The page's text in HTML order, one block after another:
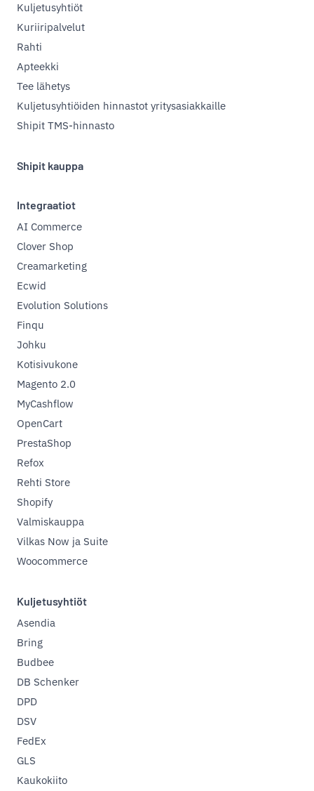
Kuljetusyhtiöt
Kuriiripalvelut
Rahti
Apteekki
Tee lähetys
Kuljetusyhtiöiden hinnastot yritysasiakkaille
Shipit TMS-hinnasto
Shipit kauppa
Integraatiot
AI Commerce
Clover Shop
Creamarketing
Ecwid
Evolution Solutions
Finqu
Johku
Kotisivukone
Magento 2.0
MyCashflow
OpenCart
PrestaShop
Refox
Rehti Store
Shopify
Valmiskauppa
Vilkas Now ja Suite
Woocommerce
Kuljetusyhtiöt
Asendia
Bring
Budbee
DB Schenker
DPD
DSV
FedEx
GLS
Kaukokiito